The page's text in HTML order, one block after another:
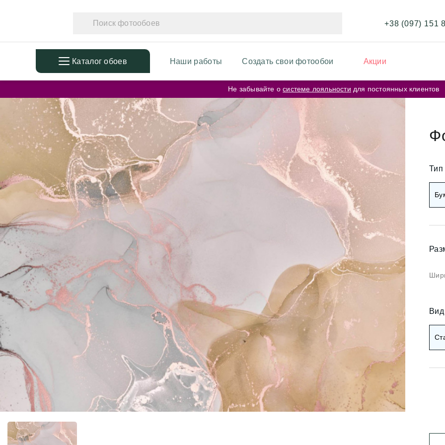
+38 (097) 151
Каталог обоев
ПОПУЛЯРНЫЕ
Фотообои в детскую
Дизайнерские листья
3D Фотообои
Фотообои расширяющие
пространство
Фотообои простые линии
ТЕМАТИКИ ФОТООБОЕВ
Фотообои перья
Фотообои карта мира
Фотообои кирпичная стена
Фотообои арт
Фотообои геометрия
Фотообои абстракция
Фотообои горы и лес
Фотообои золото
Фотообои разное
Бежевые фотообои
Серые фотообои
Розовые фотообои
Белые фотообои
Коричневые
Черные фотообои
Красные фотообои
Желтые фотообои
Зеленые фотообои
Голубые фотообои
Синие фотообои
Наши работы Создать свои фотообои Акции
Не забывайте осистеме лояльности для постоянных клиентов
Тип
Вид